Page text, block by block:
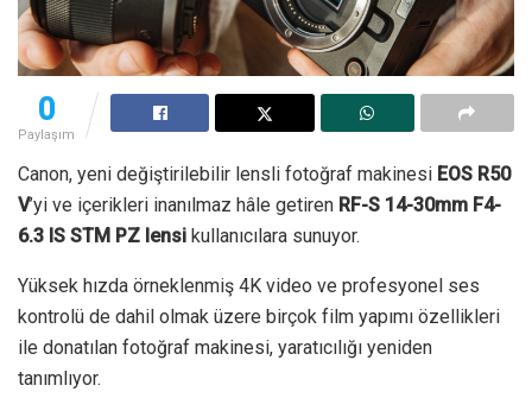
0
Paylaşım
Canon, yeni değiştirilebilir lensli fotoğraf makinesi EOS R50
V’yi ve içerikleri inanılmaz hâle getiren RF-S 14-30mm F4-
6.3 IS STM PZ lensi kullanıcılara sunuyor.
Yüksek hızda örneklenmiş 4K video ve profesyonel ses
kontrolü de dahil olmak üzere birçok film yapımı özellikleri
ile donatılan fotoğraf makinesi, yaratıcılığı yeniden
tanımlıyor.